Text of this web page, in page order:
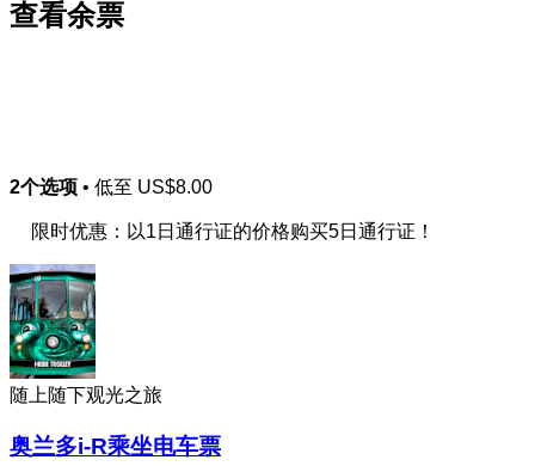
查看余票
2个选项 • 低至 US$8.00
限时优惠：以1日通行证的价格购买5日通行证！
随上随下观光之旅
奥兰多i-R乘坐电车票